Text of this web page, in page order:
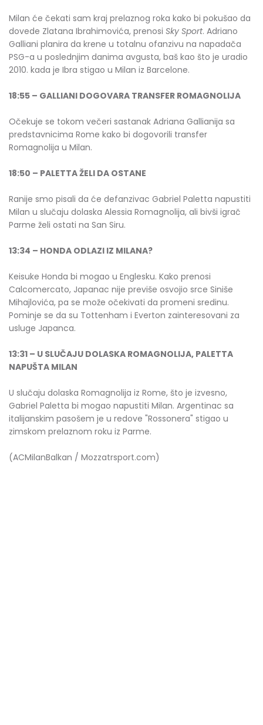
Milan će čekati sam kraj prelaznog roka kako bi pokušao da
dovede Zlatana Ibrahimovića, prenosi Sky Sport. Adriano
Galliani planira da krene u totalnu ofanzivu na napadača
PSG-a u poslednjim danima avgusta, baš kao što je uradio
2010. kada je Ibra stigao u Milan iz Barcelone.
18:55 – GALLIANI DOGOVARA TRANSFER ROMAGNOLIJA
Očekuje se tokom večeri sastanak Adriana Gallianija sa
predstavnicima Rome kako bi dogovorili transfer
Romagnolija u Milan.
18:50 – PALETTA ŽELI DA OSTANE
Ranije smo pisali da će defanzivac Gabriel Paletta napustiti
Milan u slučaju dolaska Alessia Romagnolija, ali bivši igrač
Parme želi ostati na San Siru.
13:34 – HONDA ODLAZI IZ MILANA?
Keisuke Honda bi mogao u Englesku. Kako prenosi
Calcomercato, Japanac nije previše osvojio srce Siniše
Mihajlovića, pa se može očekivati da promeni sredinu.
Pominje se da su Tottenham i Everton zainteresovani za
usluge Japanca.
13:31 – U SLUČAJU DOLASKA ROMAGNOLIJA, PALETTA
NAPUŠTA MILAN
U slučaju dolaska Romagnolija iz Rome, što je izvesno,
Gabriel Paletta bi mogao napustiti Milan. Argentinac sa
italijanskim pasošem je u redove "Rossonera" stigao u
zimskom prelaznom roku iz Parme.
(ACMilanBalkan / Mozzatrsport.com)